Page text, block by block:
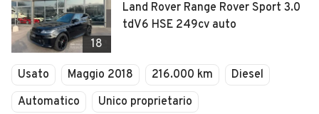
18
Land Rover Range Rover Sport 3.0
tdV6 HSE 249cv auto
Usato Maggio 2018 216.000 km
Diesel
Automatico
Unico proprietario